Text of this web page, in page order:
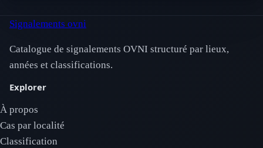
Signalements ovni
Catalogue de signalements OVNI structuré par lieux,
années et classifications.
Explorer
À propos
Cas par localité
Classification